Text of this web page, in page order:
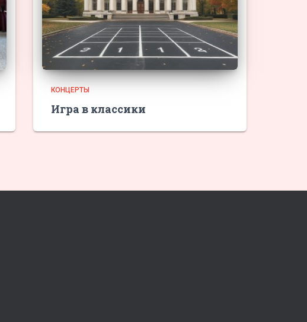
КОНЦЕРТЫ
Игра в классики